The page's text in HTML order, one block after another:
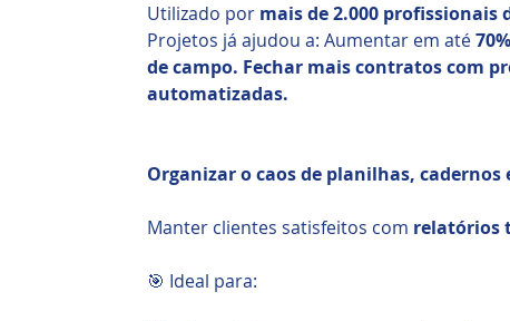
Utilizado por mais de 2.000 profissionais
Projetos já ajudou a: Aumentar em até
de campo. Fechar mais contratoscom
automatizadas.
Organizar o caos de planilhas, cadernos
Manter clientes satisfeitos com relatórios
🎯 Ideal para: